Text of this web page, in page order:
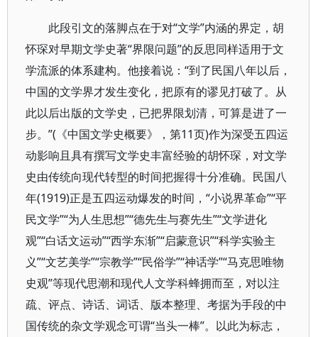
此段引文的落脚点在于对“文学”内涵的界定，胡
怀琛对早期文学史著“界限问题”的反思同样适用于文
学流派的体系建构。他接着说：“到了民国八年以后，
中国的文学界才发生变化，把原有的谬见打破了。从
此以后出版的文学史，已把界限划清，可算是进了一
步。”(《中国文学史概要》，第11页)作为深受五四运
动影响且具有撰写文学史丰富经验的胡怀琛，对文学
史由传统向现代转型的时间把握得十分准确。民国八
年(1919)正是五四运动爆发的时间，“小说界革命”“平
民文学”“为人生思想”“德先生与赛先生”“文学进化
观”“白话文运动”“西学东渐”“启蒙意识”“科学实验主
义”“文艺美学”“宗教学”“民俗学”“神话学”“马克思唯物
史观”等现代思潮和现代人文学科蜂拥而至，对以注
疏、评点、诗话、词话、版本整理、考据为手段的中
国传统的杂文学观念可谓“当头一棒”。以此为标志，